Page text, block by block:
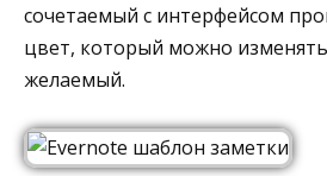
сочетаемый с интерфейсом
цвет, который можно
желаемый.